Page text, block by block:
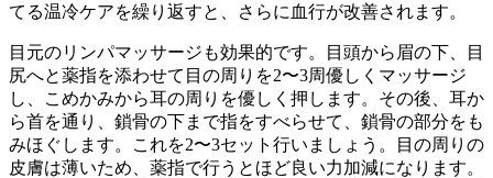
てる温冷ケアを繰り返すと、さらに血行が改善されます。
目元のリンパマッサージも効果的です。目頭から眉の下、目
尻へと薬指を添わせて目の周りを2〜3周優しくマッサージ
し、こめかみから耳の周りを優しく押します。その後、耳か
ら首を通り、鎖骨の下まで指をすべらせて、鎖骨の部分をも
みほぐします。これを2〜3セット行いましょう。目の周りの
皮膚は薄いため、薬指で行うとほど良い力加減になります。